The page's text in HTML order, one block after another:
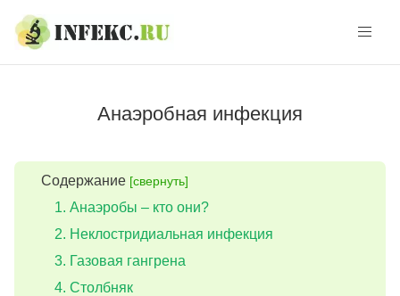
navigation
content
Анаэробная инфекция
Содержание [свернуть]
Анаэробы – кто они?
Неклостридиальная инфекция
Газовая гангрена
Столбняк